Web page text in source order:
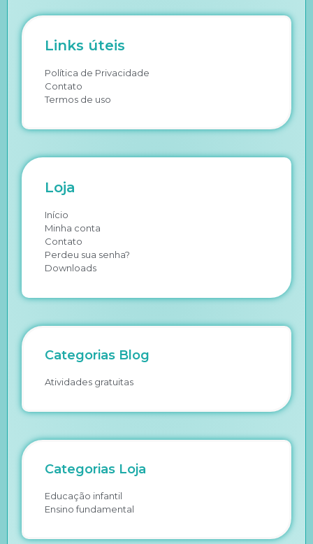
Links úteis
Política de Privacidade
Contato
Termos de uso
Loja
Início
Minha conta
Contato
Perdeu sua senha?
Downloads
Categorias Blog
Atividades gratuitas
Categorias Loja
Educação infantil
Ensino fundamental